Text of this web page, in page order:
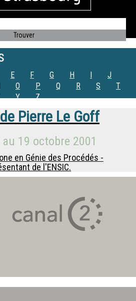
E F G H I
J
O P Q R S
T
Y Z
Pierre Le Goff
au 19 octobre 2001
en Génie des Procédés -
de l'ENSIC.